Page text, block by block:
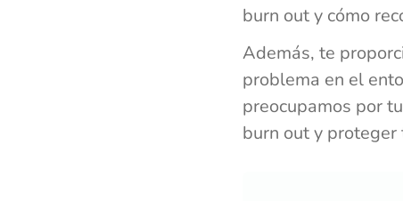
burn out y cómo
Además, te
problema en el
preocupamos por
burn out y